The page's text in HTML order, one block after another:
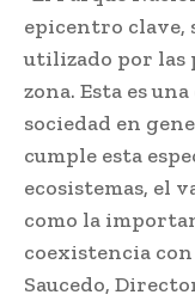
epicentro clave,
utilizado por las
zona. Esta es
sociedad en
cumple esta
ecosistemas, el
como la
coexistencia
Saucedo,